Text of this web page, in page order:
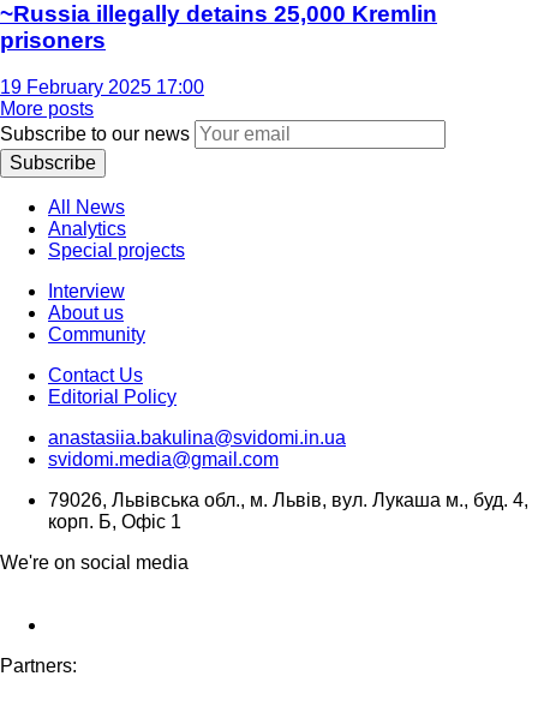
~Russia illegally detains 25,000 Kremlin
prisoners
19 February 2025 17:00
More posts
Subscribe to our news
Subscribe
All News
Analytics
Special projects
Interview
About us
Community
Contact Us
Editorial Policy
anastasiia.bakulina@svidomi.in.ua
svidomi.media@gmail.com
79026, Львівська обл., м. Львів, вул. Лукаша м., буд. 4,
корп. Б, Офіс 1
We're on social media
Partners: